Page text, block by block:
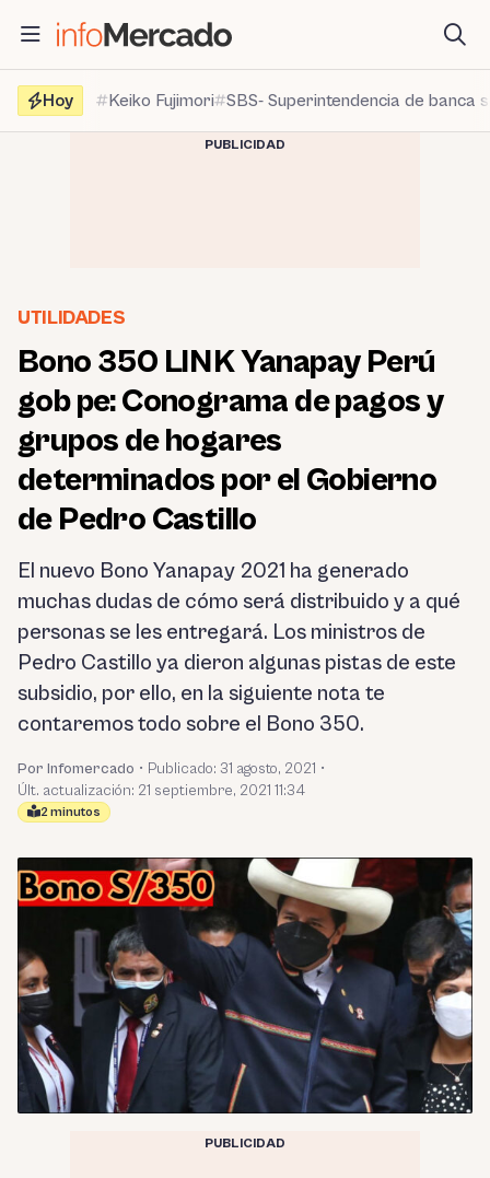
contenido
Hoy
Keiko Fujimori SBS- Superintendencia de banca
PUBLICIDAD
UTILIDADES
Bono 350 LINK Yanapay Perú
gob pe: Conograma de pagos y
grupos de hogares
determinados por el Gobierno
de Pedro Castillo
El nuevo Bono Yanapay 2021 ha generado
muchas dudas de cómo será distribuido y a qué
personas se les entregará. Los ministros de
Pedro Castillo ya dieron algunas pistas de este
subsidio, por ello, en la siguiente nota te
contaremos todo sobre el Bono 350.
Por Infomercado • Publicado: 31 agosto, 2021 •
Últ. actualización: 21 septiembre, 2021 11:34
2 minutos
PUBLICIDAD